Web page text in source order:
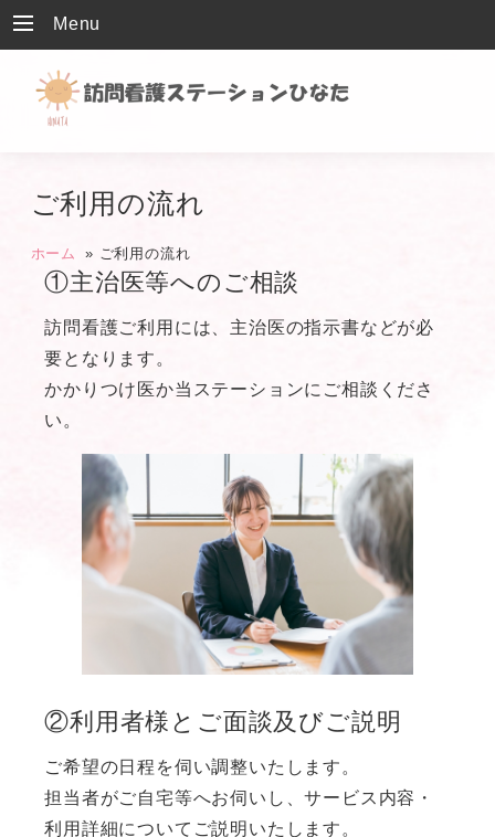
Menu
ご利用の流れ
ホーム » ご利用の流れ
①主治医等へのご相談
訪問看護ご利用には、主治医の指示書などが必
要となります。
かかりつけ医か当ステーションにご相談くださ
い。
②利用者様とご面談及びご説明
ご希望の日程を伺い調整いたします。
担当者がご自宅等へお伺いし、サービス内容・
利用詳細についてご説明いたします。